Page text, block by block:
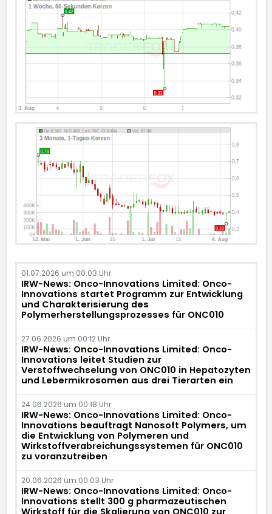
01.07.2026 um 00:03 Uhr
IRW-News: Onco-Innovations Limited: Onco-
Innovations startet Programm zur Entwicklung
und Charakterisierung des
Polymerherstellungsprozesses für ONC010
27.06.2026 um 00:12 Uhr
IRW-News: Onco-Innovations Limited: Onco-
Innovations leitet Studien zur
Verstoffwechselung von ONC010 in Hepatozyten
und Lebermikrosomen aus drei Tierarten ein
24.06.2026 um 00:18 Uhr
IRW-News: Onco-Innovations Limited: Onco-
Innovations beauftragt Nanosoft Polymers, um
die Entwicklung von Polymeren und
Wirkstoffverabreichungssystemen für ONC010
zu voranzutreiben
20.06.2026 um 00:03 Uhr
IRW-News: Onco-Innovations Limited: Onco-
Innovations stellt 300 g pharmazeutischen
Wirkstoff für die Skalierung von ONC010 zur